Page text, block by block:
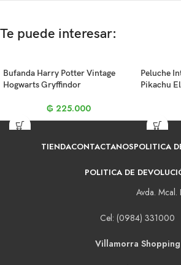
Te puede interesar:
Bufanda Harry Potter Vintage
Hogwarts Gryffindor
₲ 225.000
Peluche
Pikachu
TIENDACONTACTANOSPOLITICA
POLITICA DE
Avda.
Cel: (0984) 331000
Villamorra Shopping